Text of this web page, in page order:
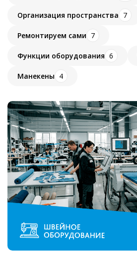
Организация пространства 7
Ремонтируем сами 7
Функции оборудования 6
Манекены 4